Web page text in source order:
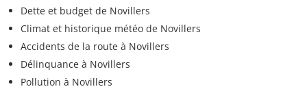
Dette et budget de Novillers
Climat et historique météo de Novillers
Accidents de la route à Novillers
Délinquance à Novillers
Pollution à Novillers